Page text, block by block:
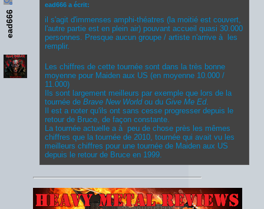
ead666
ead666 a écrit:
il s'agit d'immenses amphi-théatres (la moitié est couvert,
l'autre partie est en plein air) pouvant accueil quasi 30.000
personnes. Presque aucun groupe / artiste n'arrive à les
remplir.
Les chiffres de cette tournée sont dans la très bonne
moyenne pour Maiden aux US (en moyenne 10.000 /
11.000)
Ils sont largement meilleurs par exemple que lors de la
tournée deBrave New Worldou duGive Me Ed.
Il est a noter qu'ils ont sans cesse progresser depuis le
retour de Bruce, de façon constante.
La tournée actuelle a à peu de chose près les mêmes
chiffres que la tournée de 2010, tournée qui avait vu les
meilleurs chiffres pour une tournée de Maiden aux US
depuis le retour de Bruce en 1999.